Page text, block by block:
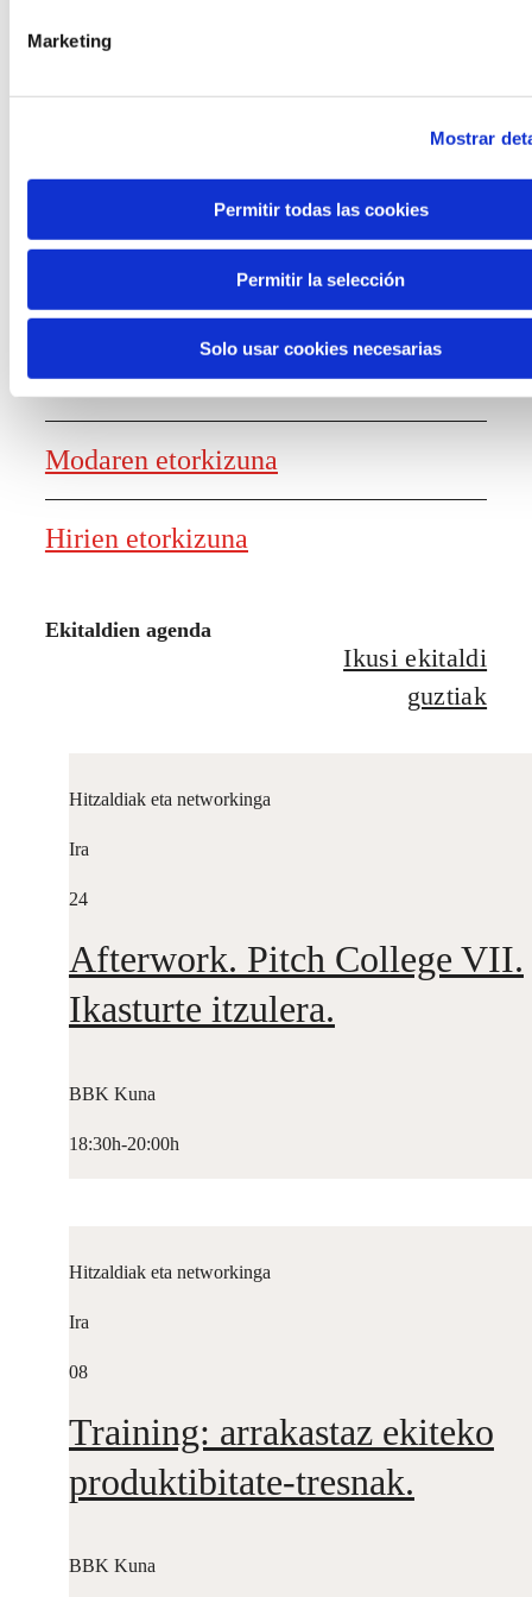
Marketing
Mostrar
Permitir todas las cookies
Permitir la selección
Solo usar cookies necesarias
Ezagutza sortzea
Lanaren etorkizunaren txostena
Elikagaien etorkizuna
Modaren etorkizuna
Hirien etorkizuna
Ekitaldien agenda
Ikusi ekitaldi
guztiak
Hitzaldiak eta networkinga
Ira
24
Afterwork. Pitch College VII.
Ikasturte itzulera.
BBK Kuna
18:30h-20:00h
Hitzaldiak eta networkinga
Ira
08
Training: arrakastaz ekiteko
produktibitate-tresnak.
BBK Kuna